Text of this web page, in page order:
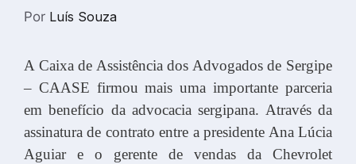
Por Luís Souza
A Caixa de Assistência dos Advogados de Sergipe
– CAASE firmou mais uma importante parceria
em benefício da advocacia sergipana. Através da
assinatura de contrato entre a presidente Ana Lúcia
Aguiar e o gerente de vendas da Chevrolet